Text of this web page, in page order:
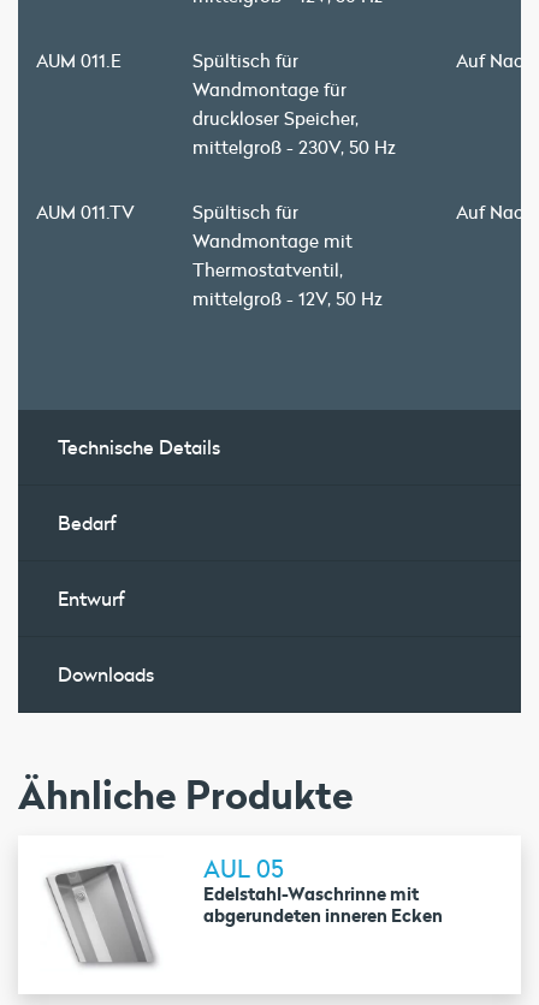
AUM 011.E
Spültisch für
Wandmontage für
druckloser Speicher,
mittelgroß - 230V, 50 Hz
Auf
AUM 011.TV
Spültisch für
Wandmontage mit
Thermostatventil,
mittelgroß - 12V, 50 Hz
Auf
Technische Details
Bedarf
Entwurf
Downloads
Ähnliche Produkte
AUL 05
Edelstahl-Waschrinne mit
abgerundeten inneren Ecken